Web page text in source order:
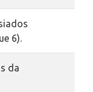
6).
da